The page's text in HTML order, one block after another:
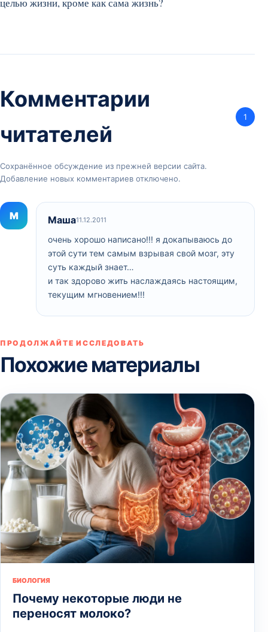
целью жизни, кроме как сама жизнь?
Комментарии
читателей
1
Сохранённое обсуждение из прежней версии сайта.
Добавление новых комментариев отключено.
М Маша11.12.2011
очень хорошо написано!!! я докапываюсь до
этой сути тем самым взрывая свой мозг, эту
суть каждый знает…
и так здорово жить наслаждаясь настоящим,
текущим мгновением!!!
ПРОДОЛЖАЙТЕ ИССЛЕДОВАТЬ
Похожие материалы
БИОЛОГИЯ
Почему некоторые люди не
переносят молоко?